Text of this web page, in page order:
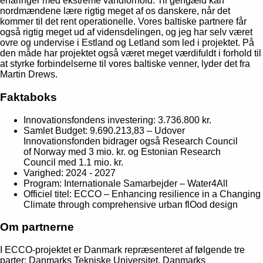
nordmændene lære rigtig meget af os danskere, når det
kommer til det rent operationelle. Vores baltiske partnere får
også rigtig meget ud af vidensdelingen, og jeg har selv været
ovre og undervise i Estland og Letland som led i projektet. På
den måde har projektet også været meget værdifuldt i forhold til
at styrke forbindelserne til vores baltiske venner, lyder det fra
Martin Drews.
Faktaboks
Innovationsfondens investering: 3.736.800 kr.
Samlet Budget: 9.690.213,83 – Udover
Innovationsfonden bidrager også Research Council
of Norway med 3 mio. kr. og Estonian Research
Council med 1.1 mio. kr.
Varighed: 2024 - 2027
Program: Internationale Samarbejder – Water4All
Officiel titel: ECCO – Enhancing resilience in a Changing
Climate through comprehensive urban flOod design
Om partnerne
I ECCO-projektet er Danmark repræsenteret af følgende tre
parter: Danmarks Tekniske Universitet, Danmarks